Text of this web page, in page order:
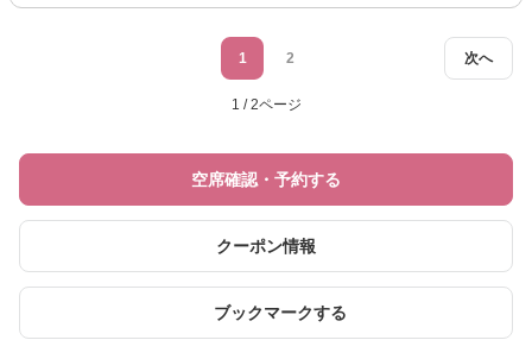
次へ
1 2
1 / 2ページ
空席確認・予約する
クーポン情報
ブックマークする